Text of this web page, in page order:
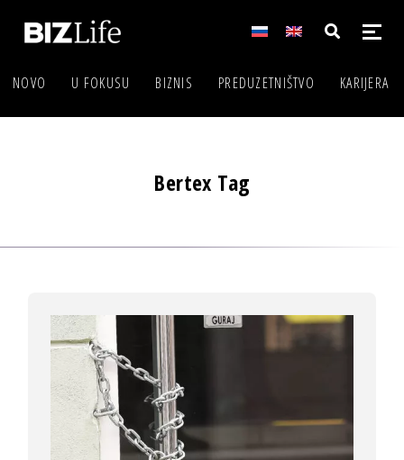
NOVO U FOKUSU BIZNIS PREDUZETNIŠTVO KARIJERA
Bertex Tag